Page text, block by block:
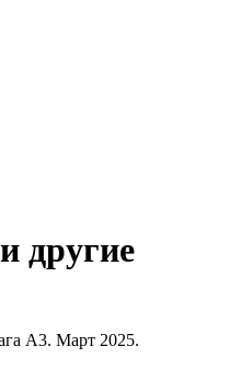
другие
А3. Март 2025.